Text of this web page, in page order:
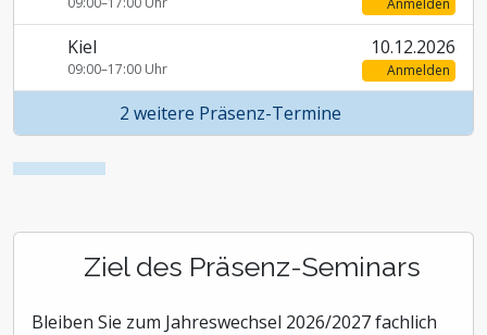
Anmelden
Kiel
09:00–17:00 Uhr
10.12.2026
Anmelden
2 weitere Präsenz-Termine
Ziel des Präsenz-Seminars
Bleiben Sie zum Jahreswechsel 2026/2027 fachlich